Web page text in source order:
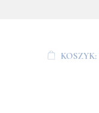
KOSZYK: